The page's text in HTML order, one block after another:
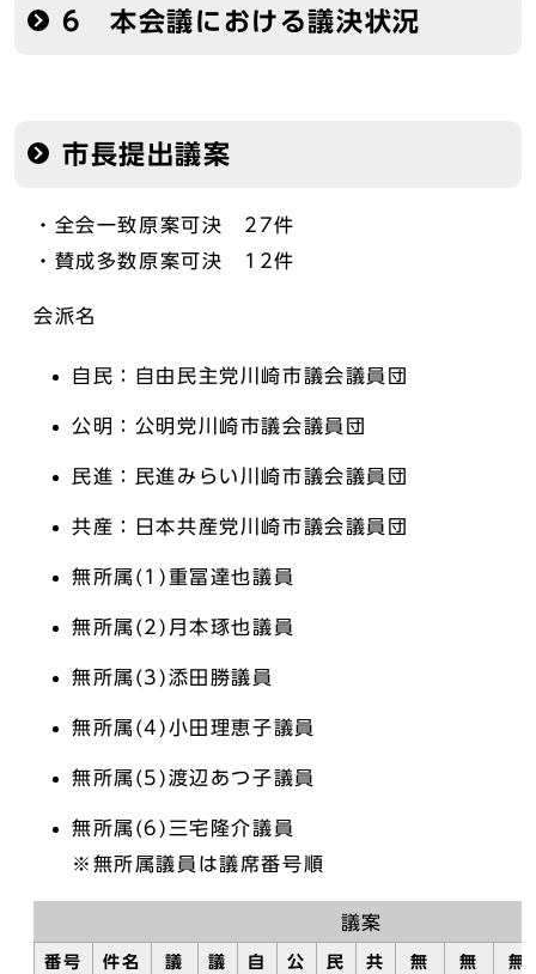
6 本会議における議決状況
市長提出議案
・全会一致原案可決 27件
・賛成多数原案可決 12件
会派名
自民：自由民主党川崎市議会議員団
公明：公明党川崎市議会議員団
民進：民進みらい川崎市議会議員団
共産：日本共産党川崎市議会議員団
無所属(1)重冨達也議員
無所属(2)月本琢也議員
無所属(3)添田勝議員
無所属(4)小田理恵子議員
無所属(5)渡辺あつ子議員
無所属(6)三宅隆介議員
※無所属議員は議席番号順
議案
番号 件名 議 議 自 公 民 共 無 無 無